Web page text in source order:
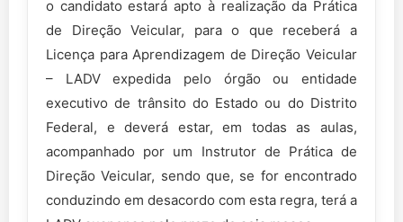
o candidato estará apto à realização da Prática
de Direção Veicular, para o que receberá a
Licença para Aprendizagem de Direção Veicular
– LADV expedida pelo órgão ou entidade
executivo de trânsito do Estado ou do Distrito
Federal, e deverá estar, em todas as aulas,
acompanhado por um Instrutor de Prática de
Direção Veicular, sendo que, se for encontrado
conduzindo em desacordo com esta regra, terá a